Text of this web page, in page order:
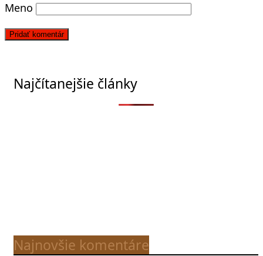
Meno
Najčítanejšie články
Najnovšie komentáre